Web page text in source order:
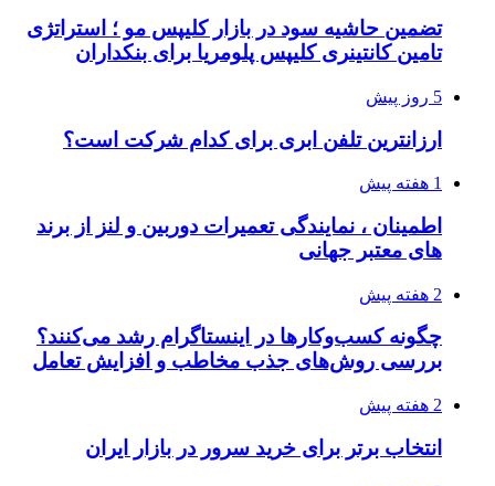
تضمین حاشیه سود در بازار کلیپس مو ؛ استراتژی
تامین کانتینری کلیپس پلومریا برای بنکداران
5 روز پیش
ارزانترین تلفن ابری برای کدام شرکت است؟
1 هفته پیش
اطمینان ، نمایندگی تعمیرات دوربین و لنز از برند
های معتبر جهانی
2 هفته پیش
چگونه کسب‌وکارها در اینستاگرام رشد می‌کنند؟
بررسی روش‌های جذب مخاطب و افزایش تعامل
2 هفته پیش
انتخاب برتر برای خرید سرور در بازار ایران